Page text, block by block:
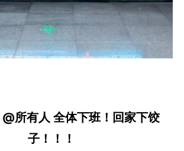
所有人 全体下班！回家下饺
子！！！